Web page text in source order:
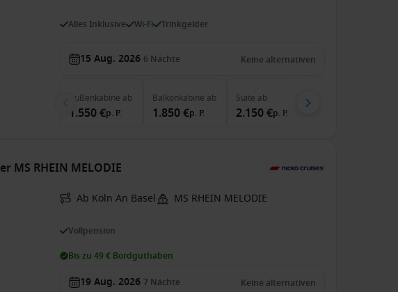
Alles Inklusive Wi-Fi Trinkgelder
15 Aug. 2026 6 Nächte Keine alternativen
Außenkabine ab
1.550 €p. P.
Balkonkabine ab
1.850 €p. P.
Suite ab
2.150 €p. P.
MS RHEIN MELODIE
Ab Köln An Basel MS RHEIN MELODIE
Vollpension
Bis zu 49 € Bordguthaben
19 Aug. 2026 7 Nächte Keine alternativen